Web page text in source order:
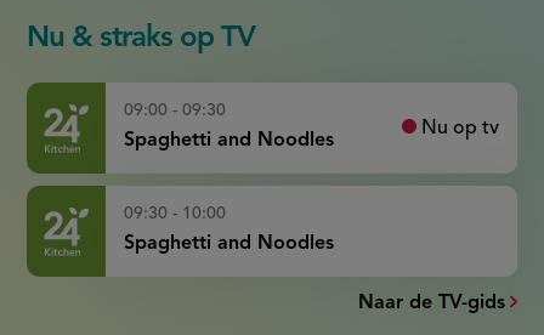
Nu & straks op TV
09:00 - 09:30
Spaghetti and Noodles
Nu op tv
09:30 - 10:00
Spaghetti and Noodles
Naar de TV-gids